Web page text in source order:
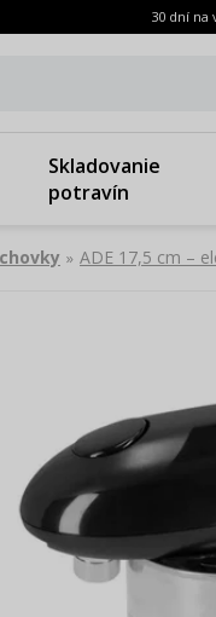
30 dní na
Skladovanie
potravín
» ADE 17,5 cm –